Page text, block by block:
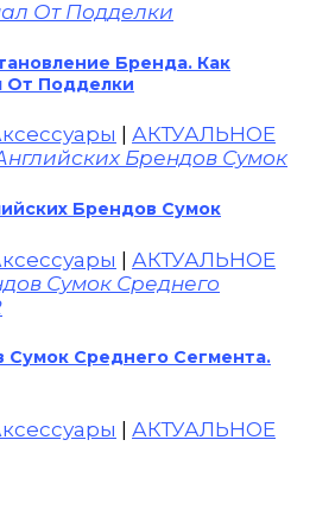
Бренда. Как
От Подделки
АКТУАЛЬНОЕ
Брендов Сумок
| АКТУАЛЬНОЕ
Сумок Среднего Сегмента.
| АКТУАЛЬНОЕ